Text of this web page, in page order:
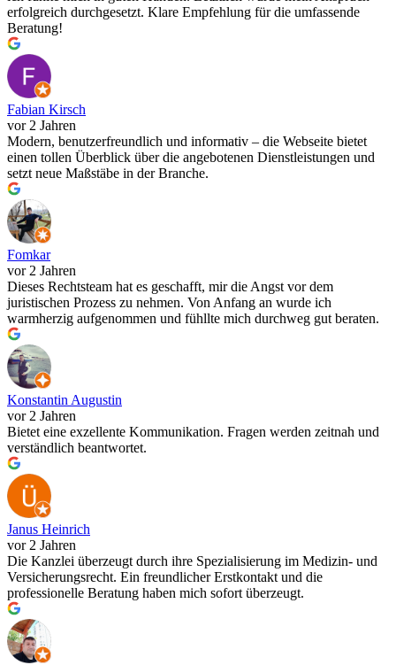
erfolgreich durchgesetzt. Klare Empfehlung für die umfassende
Beratung!
Fabian Kirsch
vor 2 Jahren
Modern, benutzerfreundlich und informativ – die Webseite bietet
einen tollen Überblick über die angebotenen Dienstleistungen und
setzt neue Maßstäbe in der Branche.
Fomkar
vor 2 Jahren
Dieses Rechtsteam hat es geschafft, mir die Angst vor dem
juristischen Prozess zu nehmen. Von Anfang an wurde ich
warmherzig aufgenommen und fühllte mich durchweg gut beraten.
Konstantin Augustin
vor 2 Jahren
Bietet eine exzellente Kommunikation. Fragen werden zeitnah und
verständlich beantwortet.
Janus Heinrich
vor 2 Jahren
Die Kanzlei überzeugt durch ihre Spezialisierung im Medizin- und
Versicherungsrecht. Ein freundlicher Erstkontakt und die
professionelle Beratung haben mich sofort überzeugt.